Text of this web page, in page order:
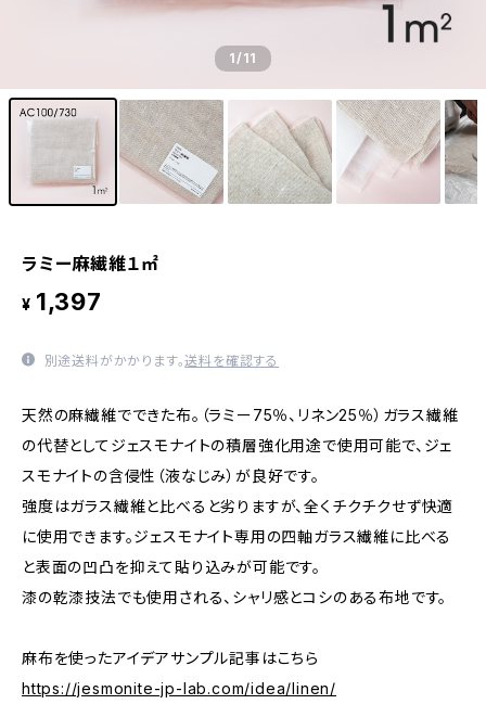
1/11
ラミー麻繊維１㎡
¥ 1,397
別途送料がかかります。送料を確認する
天然の麻繊維でできた布。（ラミー75％、リネン25％）ガラス繊維
の代替としてジェスモナイトの積層強化用途で使用可能で、ジェ
スモナイトの含侵性（液なじみ）が良好です。
強度はガラス繊維と比べると劣りますが、全くチクチクせず快適
に使用できます。ジェスモナイト専用の四軸ガラス繊維に比べる
と表面の凹凸を抑えて貼り込みが可能です。
漆の乾漆技法でも使用される、シャリ感とコシのある布地です。
麻布を使ったアイデアサンプル記事はこちら
https://jesmonite-jp-lab.com/idea/linen/